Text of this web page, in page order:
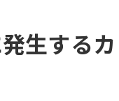
生する